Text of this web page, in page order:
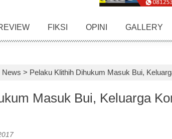
FIKSI OPINI GALLERY
News > Pelaku Klithih Dihukum Masuk Bui,
Masuk Bui, Keluarga